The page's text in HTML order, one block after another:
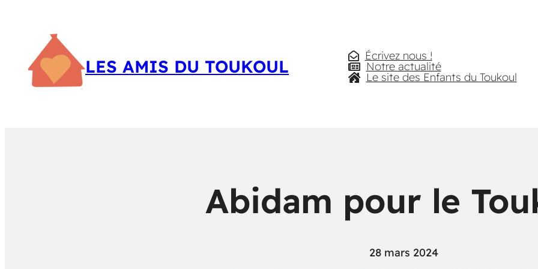
LES AMIS DU TOUKOUL
Écrivez nous !
Notre actualité
Le site des Enfants du Toukoul
Abidam pour le
28 mars 2024